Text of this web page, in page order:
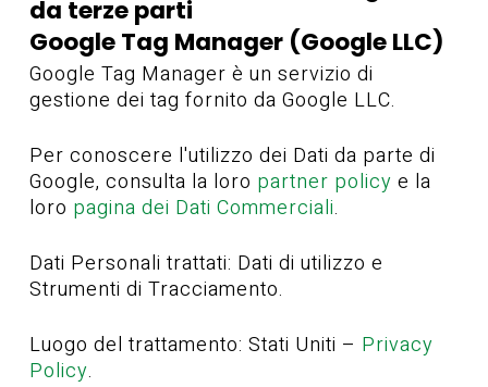
da terze parti
Google Tag Manager (Google LLC)
Google Tag Manager è un servizio di
gestione dei tag fornito da Google LLC.
Per conoscere l'utilizzo dei Dati da parte di
Google, consulta la loro partner policy e la
loro pagina dei Dati Commerciali.
Dati Personali trattati: Dati di utilizzo e
Strumenti di Tracciamento.
Luogo del trattamento: Stati Uniti – Privacy
Policy.